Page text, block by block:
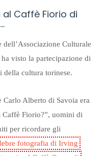
Caffè Fiorio di
Culturale
visto la partecipazione di
della cultura torinese.
Carlo Alberto di Savoia era
Caffè Fiorio?”, uomini di
per ricordare gli
fotografia di Irving